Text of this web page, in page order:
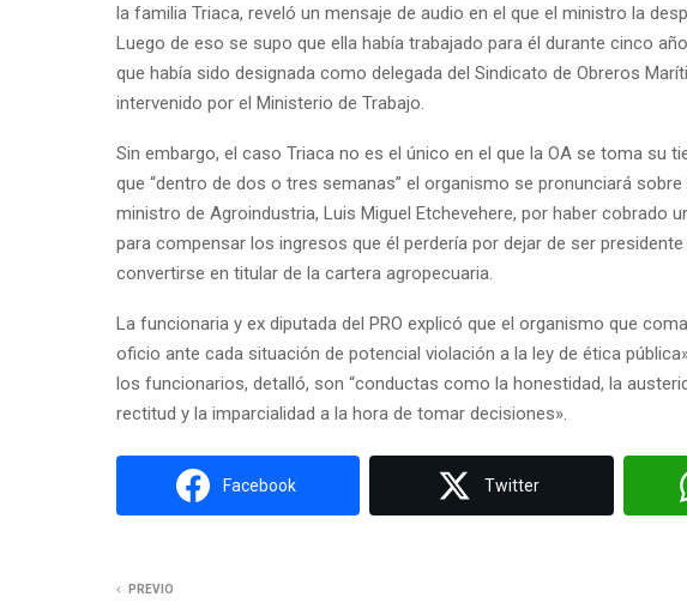
la familia Triaca, reveló un mensaje de audio en el que el ministro la
Luego de eso se supo que ella había trabajado para él durante cinco
que había sido designada como delegada del Sindicato de Obreros
intervenido por el Ministerio de Trabajo.
Sin embargo, el caso Triaca no es el único en el que la OA se toma su
que “dentro de dos o tres semanas” el organismo se pronunciará
ministro de Agroindustria, Luis Miguel Etchevehere, por haber cobrado
para compensar los ingresos que él perdería por dejar de ser presidente
convertirse en titular de la cartera agropecuaria.
La funcionaria y ex diputada del PRO explicó que el organismo que
oficio ante cada situación de potencial violación a la ley de ética
los funcionarios, detalló, son “conductas como la honestidad, la
rectitud y la imparcialidad a la hora de tomar decisiones».
Facebook Twitter
PREVIO